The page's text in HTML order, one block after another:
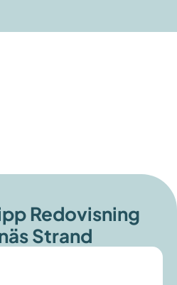
Redovisning
Strand